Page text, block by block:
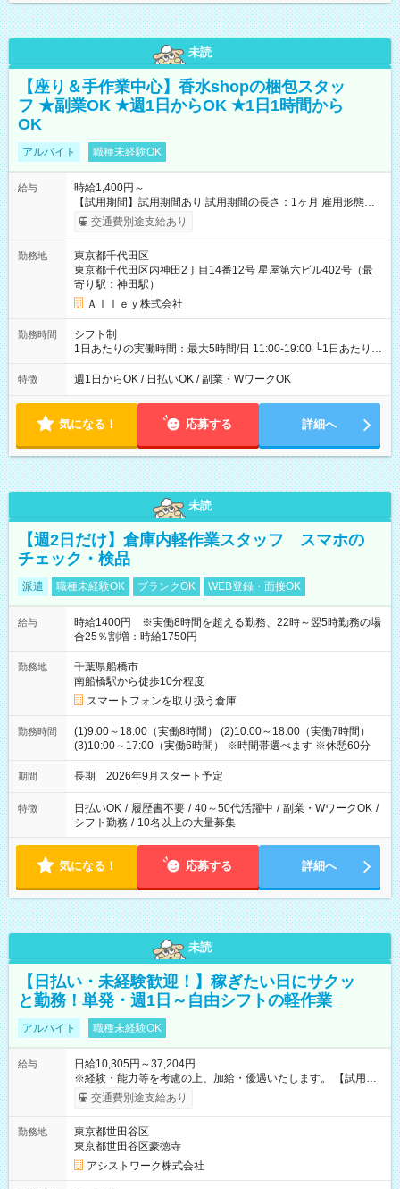
未読
【座り＆手作業中心】香水shopの梱包スタッ
フ ★副業OK ★週1日からOK ★1日1時間から
OK
アルバイト 職種未経験OK
給与
時給1,400円～
【試用期間】試用期間あり 試用期間の長さ：1ヶ月 雇用形態、
給与は本採用時と同じです。
交通費別途支給あり
勤務地
東京都千代田区
東京都千代田区内神田2丁目14番12号 星屋第六ビル402号（最
寄り駅：神田駅）
Ａｌｌｅｙ株式会社
勤務時間
シフト制
1日あたりの実働時間：最大5時間/日 11:00-19:00 └1日あたりの
実働時間：1-5時間 └上記の時間帯内であれば、いつでも勤務可
能！ └平日・土曜日の中で、お好きな曜日でご勤務いただけま
18:00 などのように、自由な働き方が可能なお仕事です！
特徴 週1日からOK / 日払いOK / 副業・WワークOK
気になる！ 応募する 詳細へ
未読
【週2日だけ】倉庫内軽作業スタッフ スマホの
チェック・検品
派遣 職種未経験OK ブランクOK WEB登録・面接OK
給与
時給1400円 ※実働8時間を超える勤務、22時～翌5時勤務の場
合25％割増：時給1750円
勤務地
千葉県船橋市
南船橋駅から徒歩10分程度
スマートフォンを取り扱う倉庫
勤務時間
(1)9:00～18:00（実働8時間） (2)10:00～18:00（実働7時間）
(3)10:00～17:00（実働6時間） ※時間帯選べます ※休憩60分
期間 長期 2026年9月スタート予定
特徴 日払いOK / 履歴書不要 / 40～50代活躍中 / 副業・WワークOK /
シフト勤務 / 10名以上の大量募集
気になる！ 応募する 詳細へ
未読
【日払い・未経験歓迎！】稼ぎたい日にサクッ
と勤務！単発・週1日～自由シフトの軽作業
アルバイト 職種未経験OK
給与
日給10,305円～37,204円
※経験・能力等を考慮の上、加給・優遇いたします。 【試用期
間】試用期間なし
交通費別途支給あり
勤務地
東京都世田谷区
東京都世田谷区豪徳寺
アシストワーク株式会社